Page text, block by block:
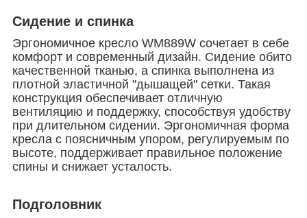
Сидение и спинка
Эргономичное кресло WM889W сочетает в себе
комфорт и современный дизайн. Сидение обито
качественной тканью, а спинка выполнена из
плотной эластичной "дышащей" сетки. Такая
конструкция обеспечивает отличную
вентиляцию и поддержку, способствуя удобству
при длительном сидении. Эргономичная форма
кресла с поясничным упором, регулируемым по
высоте, поддерживает правильное положение
спины и снижает усталость.
Подголовник